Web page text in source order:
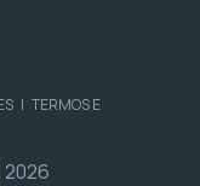
| TERMOS E
2026